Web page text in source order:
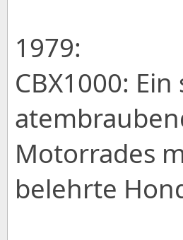
1979:
CBX1000:
Motorrades
belehrte